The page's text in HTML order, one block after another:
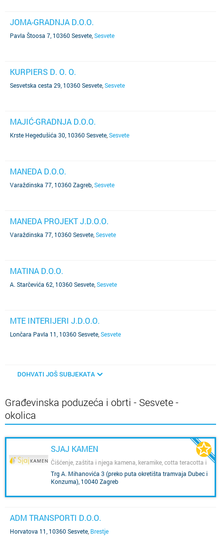
JOMA-GRADNJA D.O.O.
Pavla Štoosa 7, 10360 Sesvete Sesvete
KURPIERS D. O. O.
Sesvetska cesta 29, 10360 Sesvete Sesvete
MAJIĆ-GRADNJA D.O.O.
Krste Hegedušića 30, 10360 Sesvete Sesvete
MANEDA D.O.O.
Varaždinska 77, 10360 Zagreb Sesvete
MANEDA PROJEKT J.D.O.O.
Varaždinska 77, 10360 Sesvete Sesvete
MATINA D.O.O.
A. Starčevića 62, 10360 Sesvete Sesvete
MTE INTERIJERI J.D.O.O.
Lončara Pavla 11, 10360 Sesvete Sesvete
DOHVATI JOŠ SUBJEKATA
Građevinska poduzeća i obrti - Sesvete -
okolica
SJAJ KAMEN
Čišćenje, zaštita i njega kamena, keramike, cotta teracotta i
gnajsa
Trg A. Mihanovića 3 (preko puta okretišta tramvaja Dubec i
Konzuma), 10040 Zagreb
ADM TRANSPORTI D.O.O.
Horvatova 11, 10360 Sesvete, Brestje